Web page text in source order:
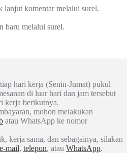
lanjut komentar melalui surel.
baru melalui surel.
hari kerja (Senin-Jumat) pukul
di luar hari dan jam tersebut
kerja berikutnya.
mohon melakukan
atau WhatsApp ke nomor
kerja sama, dan sebagainya, silakan
e-mail, telepon, atau WhatsApp.